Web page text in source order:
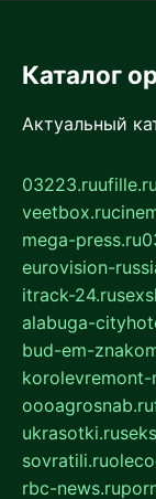
Каталог
Актуальный
03223.ruufille.ru
veetbox.ru
mega-press.ru
eurovision-
itrack-24.ru
alabuga-
bud-em-
korolevremont-
oooagrosnab.ru
ukrasotki.ru
sovratili.ru
rbc-news.ru